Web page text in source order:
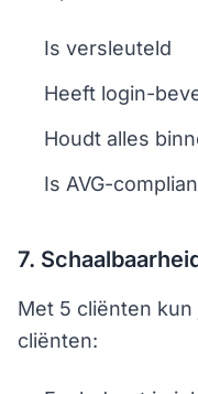
Is versleuteld
Heeft login-
Houdt alles
Is AVG-
7.
Met 5 cliënten
cliënten: